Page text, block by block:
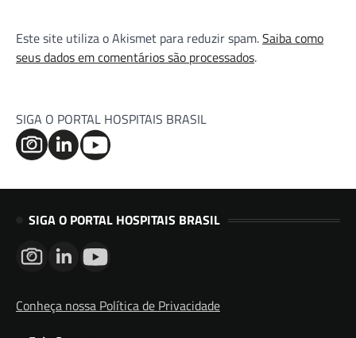
Este site utiliza o Akismet para reduzir spam.Saiba como
seus dados em comentários são processados.
SIGA O PORTAL HOSPITAIS BRASIL
SIGA O PORTAL HOSPITAIS BRASIL
Conheça nossa Política de Privacidade